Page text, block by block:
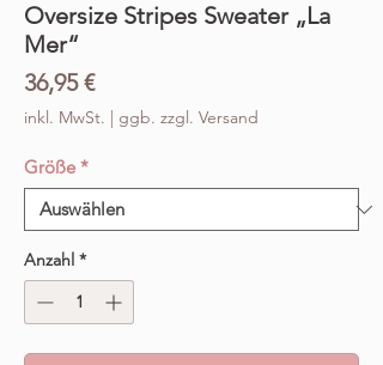
Oversize Stripes Sweater „La
Mer“
36,95 €Preis
inkl. MwSt. | ggb. zzgl. Versand
Größe *
Anzahl *